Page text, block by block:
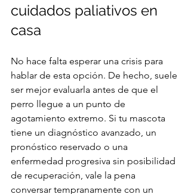
cuidados paliativos en
casa
No hace falta esperar una crisis para
hablar de esta opción. De hecho, suele
ser mejor evaluarla antes de que el
perro llegue a un punto de
agotamiento extremo. Si tu mascota
tiene un diagnóstico avanzado, un
pronóstico reservado o una
enfermedad progresiva sin posibilidad
de recuperación, vale la pena
conversar tempranamente con un